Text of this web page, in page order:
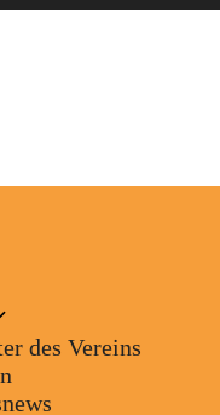
des Vereins